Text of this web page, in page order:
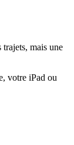
mais une
votre iPad ou